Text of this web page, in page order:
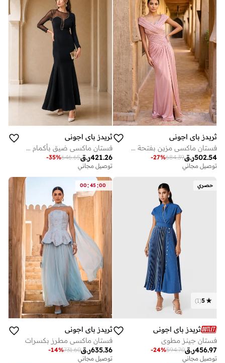
ثريدز باي اجوني
فستان ماكسي مزين بفتحة جانبية
ر.ق502.54
684.39
-27%
توصيل مجاني
ثريدز باي اجوني
فستان ماكسي ضيق بأكمام طويلة
ر.ق421.26
646.65
-35%
توصيل مجاني
حصري
5
(
1
)
ثريدز باي اجوني
فستان جينز مطوي
ر.ق456.97
594.70
-24%
توصيل مجاني
00:45:00
ثريدز باي اجوني
فستان ماكسي مطرز بكسرات
ر.ق635.36
731.60
-14%
توصيل مجاني